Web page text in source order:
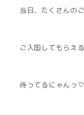
当日、たくさんの
ご入国してもらえ
待ってるにゃんっ♡